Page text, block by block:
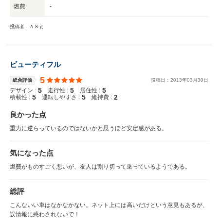
燃費 -
投稿者：ＡＳｇ
ビューティフル
総合評価 5 投稿日： 2013年03 月30日
デザイン : 5 走行性 : 5 居住性 : 5
積載性 : 5 運転しやすさ : 5 維持費 : 2
良かった点
重力に逆らっているのではないかと思うほど安定感がある。
気になった点
燃費がものすごく悪いが、友人は割り切って乗っているようである。
総評
こんないい車はなかなかない。ネット上には高いだけという意見もあるが、
誤情報に惑わされないで！